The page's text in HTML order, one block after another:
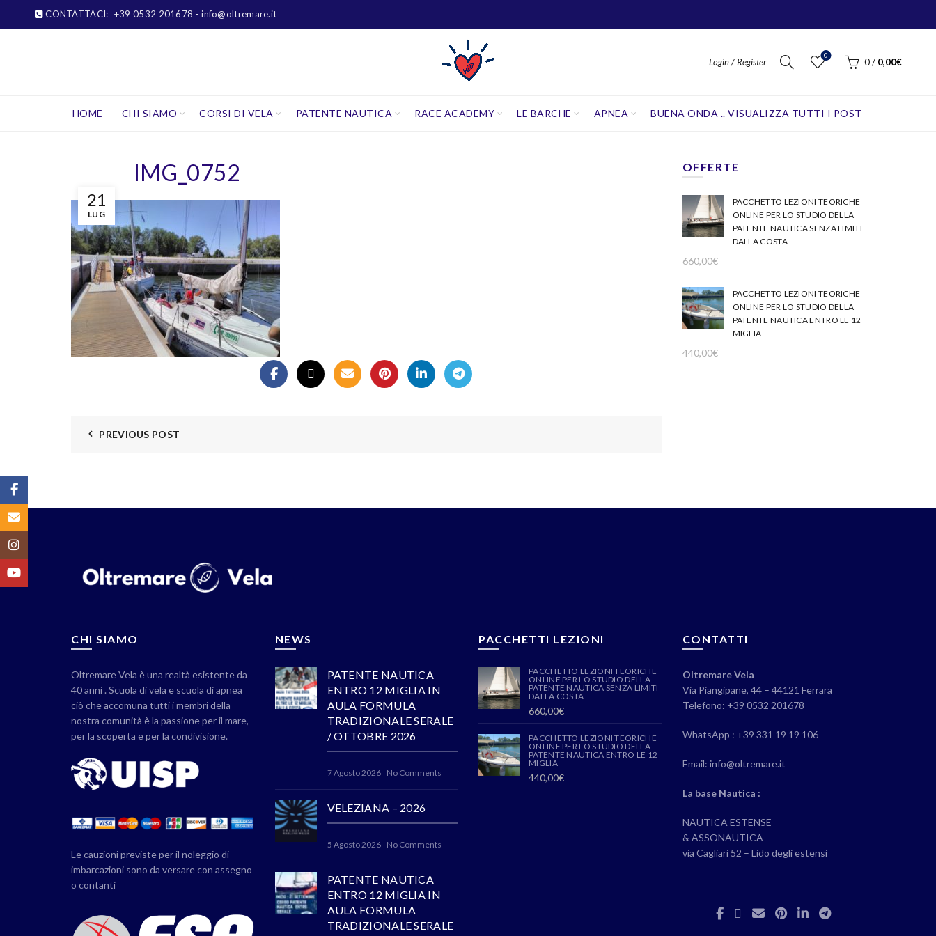
CONTATTACI: +39 0532 201678 - info@oltremare.it
Login / Register
0
0 / 0,00€
HOME CHI SIAMO CORSI DI VELA PATENTE NAUTICA RACE ACADEMY LE BARCHE APNEA BUENA ONDA .. VISUALIZZA TUTTI I POST
21
LUG
IMG_0752
PREVIOUS POST
OFFERTE
PACCHETTO LEZIONI TEORICHE
ONLINE PER LO STUDIO DELLA
PATENTE NAUTICA SENZA LIMITI
DALLA COSTA
660,00€
PACCHETTO LEZIONI TEORICHE
ONLINE PER LO STUDIO DELLA
PATENTE NAUTICA ENTRO LE 12
MIGLIA
440,00€
CHI SIAMO
Oltremare Vela è una realtà esistente da
40 anni . Scuola di vela e scuola di apnea
ciò che accomuna tutti i membri della
nostra comunità è la passione per il mare,
per la scoperta e per la condivisione.
Le cauzioni previste per il noleggio di
imbarcazioni sono da versare con assegno
o contanti
NEWS
PATENTE NAUTICA
ENTRO 12 MIGLIA IN
AULA FORMULA
TRADIZIONALE SERALE
/ OTTOBRE 2026
7 Agosto 2026 No Comments
VELEZIANA – 2026
5 Agosto 2026 No Comments
PATENTE NAUTICA
ENTRO 12 MIGLIA IN
AULA FORMULA
TRADIZIONALE SERALE
PACCHETTI LEZIONI
PACCHETTO LEZIONI TEORICHE
ONLINE PER LO STUDIO DELLA
PATENTE NAUTICA SENZA LIMITI
DALLA COSTA
660,00€
PACCHETTO LEZIONI TEORICHE
ONLINE PER LO STUDIO DELLA
PATENTE NAUTICA ENTRO LE 12
MIGLIA
440,00€
CONTATTI
Oltremare Vela
Via Piangipane, 44 – 44121 Ferrara
Telefono: +39 0532 201678
WhatsApp : +39 331 19 19 106
Email: info@oltremare.it
La base Nautica :
NAUTICA ESTENSE
& ASSONAUTICA
via Cagliari 52 – Lido degli estensi